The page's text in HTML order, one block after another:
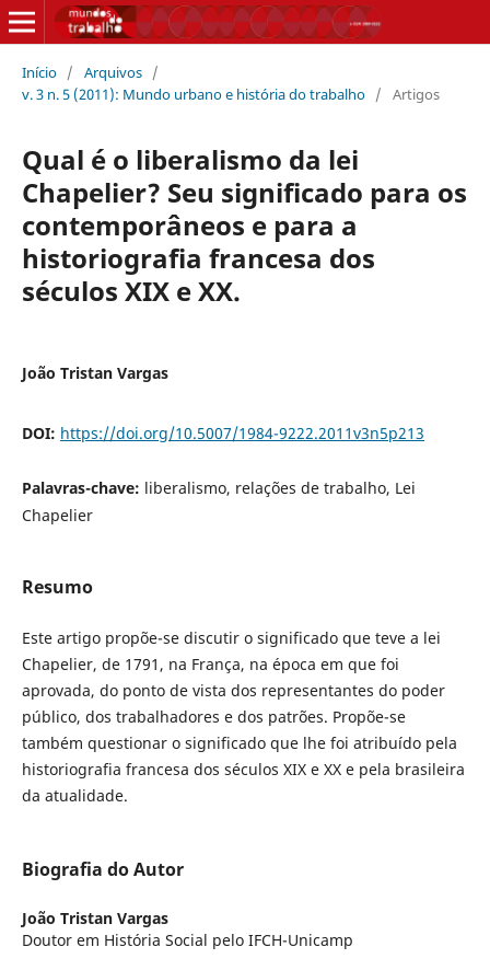
Início / Arquivos /
v. 3 n. 5 (2011): Mundo urbano e história do trabalho / Artigos
Qual é o liberalismo da lei
Chapelier? Seu significado para os
contemporâneos e para a
historiografia francesa dos
séculos XIX e XX.
João Tristan Vargas
DOI: https://doi.org/10.5007/1984-9222.2011v3n5p213
Palavras-chave: liberalismo, relações de trabalho, Lei
Chapelier
Resumo
Este artigo propõe-se discutir o significado que teve a lei
Chapelier, de 1791, na França, na época em que foi
aprovada, do ponto de vista dos representantes do poder
público, dos trabalhadores e dos patrões. Propõe-se
também questionar o significado que lhe foi atribuído pela
historiografia francesa dos séculos XIX e XX e pela brasileira
da atualidade.
Biografia do Autor
João Tristan Vargas
Doutor em História Social pelo IFCH-Unicamp